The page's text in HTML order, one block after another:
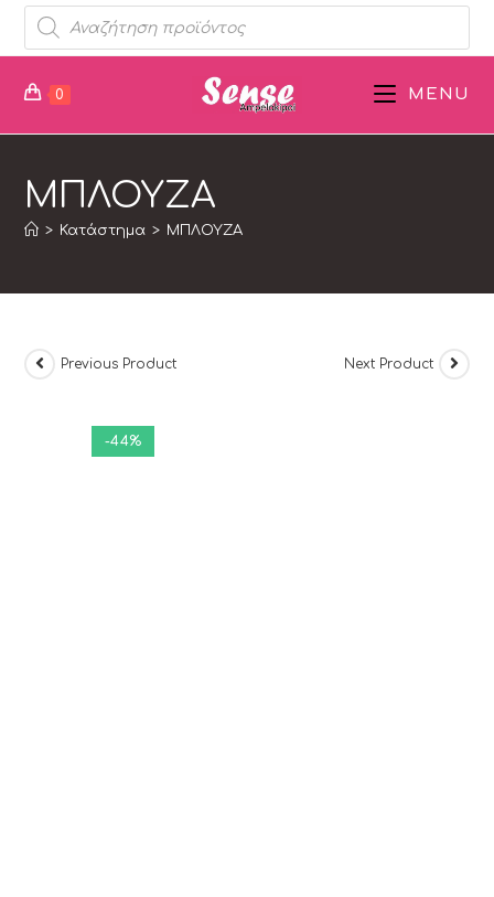
0 MENU
ΜΠΛΟΥΖΑ
> Κατάστημα > ΜΠΛΟΥΖΑ
-44%
Previous Product Next Product